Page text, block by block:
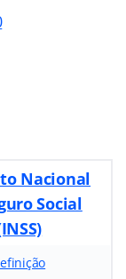
Nacional
Social